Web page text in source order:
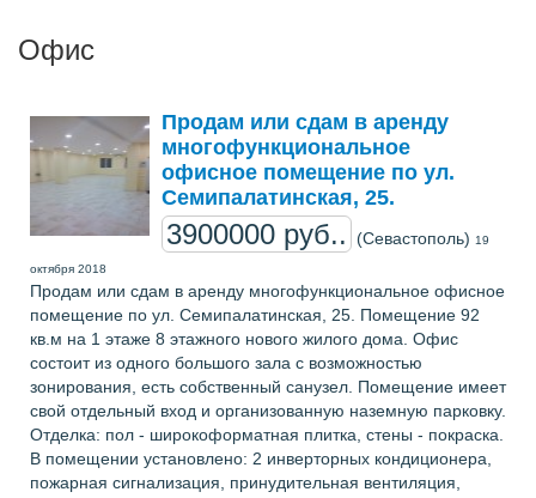
Офис
Продам или сдам в аренду
многофункциональное
офисное помещение по ул.
Семипалатинская, 25.
3900000 руб.. (Севастополь) 19
октября 2018
Продам или сдам в аренду многофункциональное офисное
помещение по ул. Семипалатинская, 25. Помещение 92
кв.м на 1 этаже 8 этажного нового жилого дома. Офис
состоит из одного большого зала с возможностью
зонирования, есть собственный санузел. Помещение имеет
свой отдельный вход и организованную наземную парковку.
Отделка: пол - широкоформатная плитка, стены - покраска.
В помещении установлено: 2 инверторных кондиционера,
пожарная сигнализация, принудительная вентиляция,